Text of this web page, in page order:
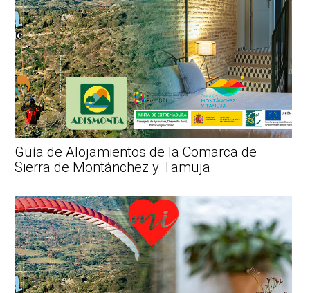
Guía de Alojamientos de la Comarca de
Sierra de Montánchez y Tamuja